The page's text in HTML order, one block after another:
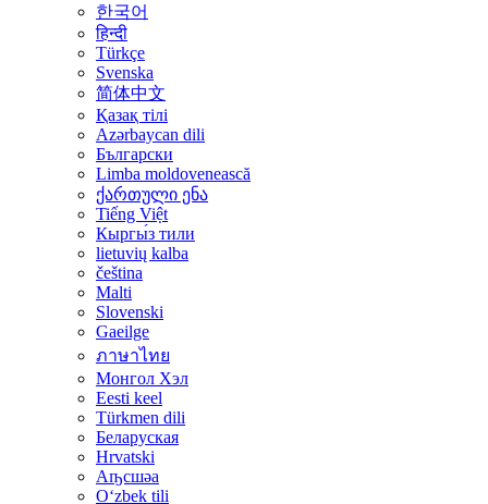
한국어
हिन्दी
Türkçe
Svenska
简体中文
Қазақ тілі
Azərbaycan dili
Български
Limba moldovenească
ქართული ენა
Tiếng Việt
Кыргы́з тили
lietuvių kalba
čeština
Malti
Slovenski
Gaeilge
ภาษาไทย
Монгол Хэл
Eesti keel
Türkmen dili
Беларуская
Hrvatski
Аҧсшәа
Oʻzbek tili